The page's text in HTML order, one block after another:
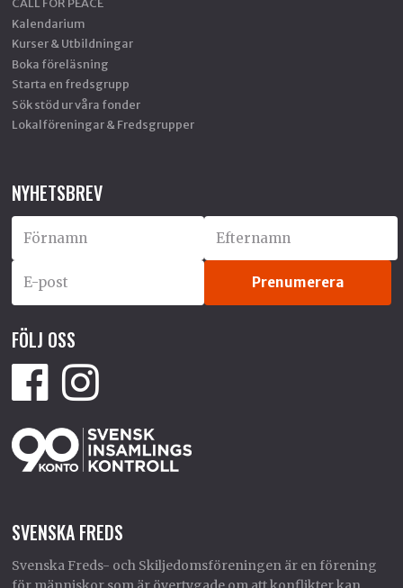
Kalendarium
Kurser & Utbildningar
Boka föreläsning
Starta en fredsgrupp
Sök stöd ur våra fonder
Lokalföreningar & Fredsgrupper
NYHETSBREV
FÖLJ OSS
SVENSKA FREDS
Svenska Freds- och Skiljedomsföreningen är en förening